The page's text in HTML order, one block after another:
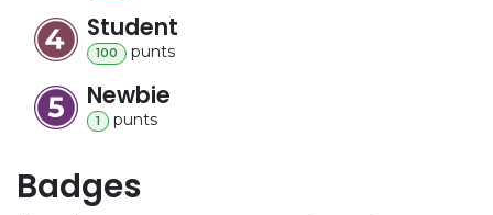
Student
100 punts
Newbie
1 punts
Badges